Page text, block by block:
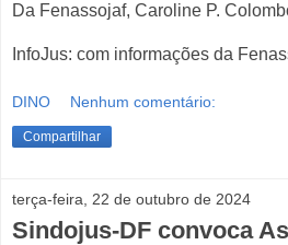
Da Fenassojaf, Caroline P.
InfoJus: com informações da
DINO Nenhum comentário:
Compartilhar
terça-feira, 22 de outubro de 2024
Sindojus-DF convoca